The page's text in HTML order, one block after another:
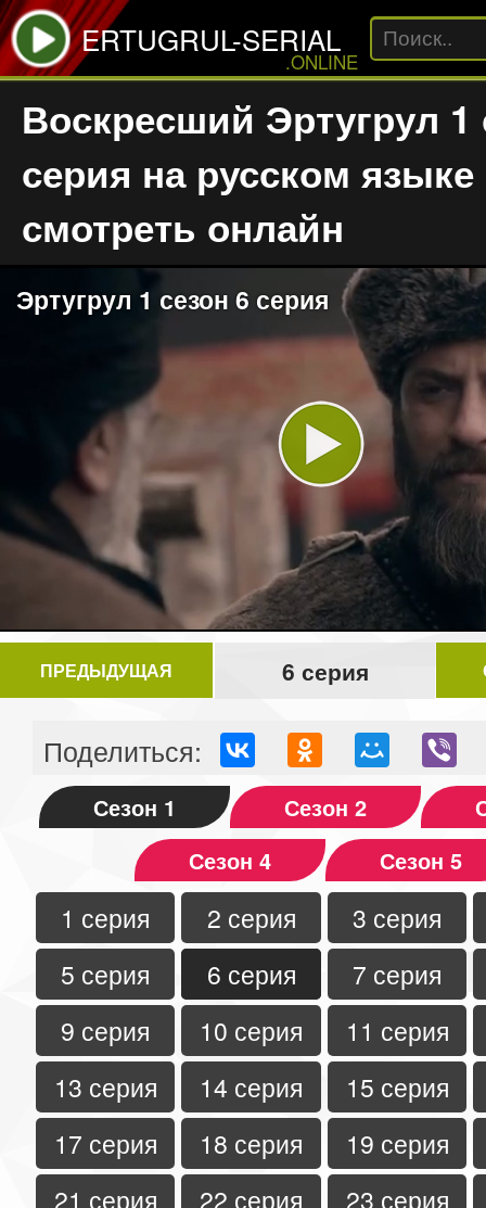
ERTUGRUL-SERIAL
.ONLINE
Воскресший Эртугрул 1
серия на русском языке
смотреть онлайн
Эртугрул 1 сезон 6 серия
Play
Video
ПРЕДЫДУЩАЯ 6 серия
Поделиться:
Сезон 1 Сезон 2
Сезон 4
Сезон 5
1 серия 2 серия
3 серия
5 серия
6 серия
7 серия
9 серия
10 серия
11 серия
13 серия
14 серия
15 серия
17 серия
18 серия
19 серия
21 серия
22 серия
23 серия